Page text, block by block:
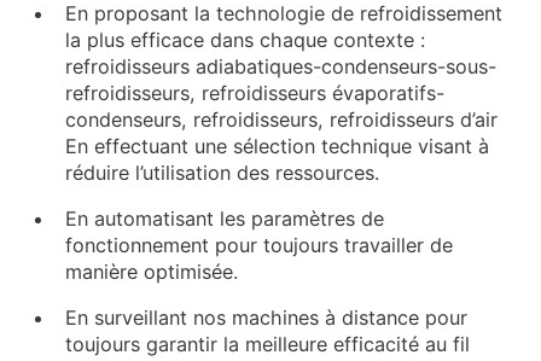
En proposant la technologie de refroidissement
la plus efficace dans chaque contexte :
refroidisseurs adiabatiques-condenseurs-sous-
refroidisseurs, refroidisseurs évaporatifs-
condenseurs, refroidisseurs, refroidisseurs d’air
En effectuant une sélection technique visant à
réduire l’utilisation des ressources.
En automatisant les paramètres de
fonctionnement pour toujours travailler de
manière optimisée.
En surveillant nos machines à distance pour
toujours garantir la meilleure efficacité au fil